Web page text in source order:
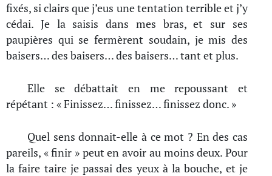
fixés, si clairs que j’eus une tentation terrible et j’y
cédai. Je la saisis dans mes bras, et sur ses
paupières qui se fermèrent soudain, je mis des
baisers… des baisers… des baisers… tant et plus.
Elle se débattait en me repoussant et
répétant : « Finissez… finissez… finissez donc. »
Quel sens donnait-elle à ce mot ? En des cas
pareils, « finir » peut en avoir au moins deux. Pour
la faire taire je passai des yeux à la bouche, et je